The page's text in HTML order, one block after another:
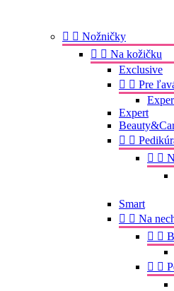
  Nožničky
  Na kožičku
Exclusive
  Pre
Expert
 
 
Smart
  Na
 
 